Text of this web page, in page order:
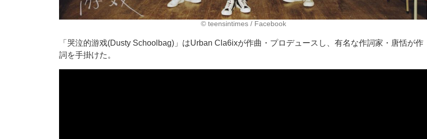
©︎ teensintimes / Facebook
「哭泣的游戏(Dusty Schoolbag)」はUrban Cla6ixが作曲・プロデュースし、有名な作詞家・唐恬が作
詞を手掛けた。